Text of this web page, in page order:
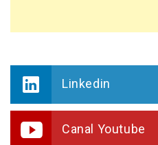
Linkedin
Canal Youtube